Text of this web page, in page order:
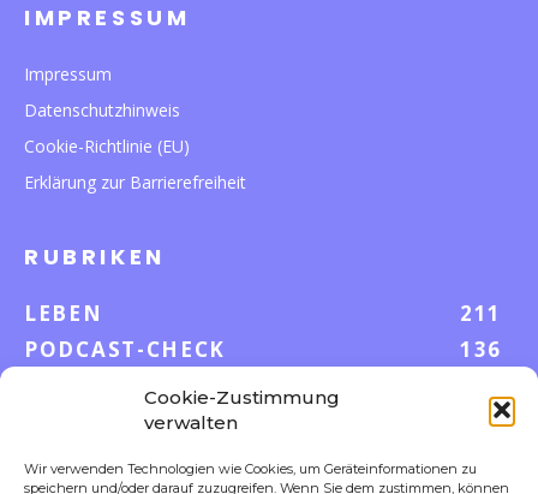
Cookie-Zustimmung
verwalten
Wir verwenden Technologien wie Cookies, um Geräteinformationen zu
speichern und/oder darauf zuzugreifen. Wenn Sie dem zustimmen, können
IMPRESSUM
Impressum
Datenschutzhinweis
Cookie-Richtlinie (EU)
Erklärung zur Barrierefreiheit
RUBRIKEN
LEBEN
211
PODCAST-CHECK
136
GELD & KARRIERE
42